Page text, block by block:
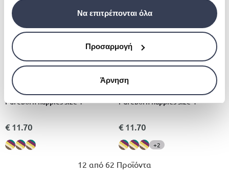
Να επιτρέπονται όλα
Προσαρμογή
Άρνηση
PUREBORN
Pureborn nappies size 1
€ 11.70
PUREBORN
Pureborn nappies size 4
€ 11.70
+2
12 από 62 Προϊόντα